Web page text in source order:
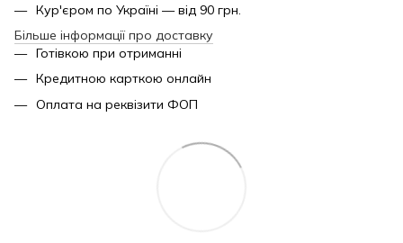
Кур'єром по Україні — від 90 грн.
Більше інформації про доставку
Готівкою при отриманні
Кредитною карткою онлайн
Оплата на реквізити ФОП